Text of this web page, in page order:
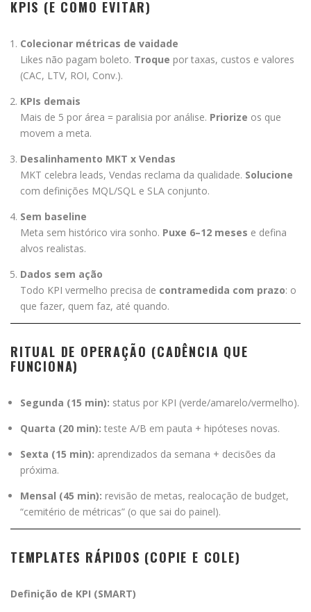
KPIS (E COMO EVITAR)
Colecionar métricas de vaidade
Likes não pagam boleto. Troque por taxas, custos e valores
(CAC, LTV, ROI, Conv.).
KPIs demais
Mais de 5 por área = paralisia por análise. Priorize os que
movem a meta.
Desalinhamento MKT x Vendas
MKT celebra leads, Vendas reclama da qualidade. Solucione
com definições MQL/SQL e SLA conjunto.
Sem baseline
Meta sem histórico vira sonho. Puxe 6–12 meses e defina
alvos realistas.
Dados sem ação
Todo KPI vermelho precisa de contramedida com prazo: o
que fazer, quem faz, até quando.
RITUAL DE OPERAÇÃO (CADÊNCIA QUE
FUNCIONA)
Segunda (15 min): status por KPI (verde/amarelo/vermelho).
Quarta (20 min): teste A/B em pauta + hipóteses novas.
Sexta (15 min): aprendizados da semana + decisões da
próxima.
Mensal (45 min): revisão de metas, realocação de budget,
“cemitério de métricas” (o que sai do painel).
TEMPLATES RÁPIDOS (COPIE E COLE)
Definição de KPI (SMART)